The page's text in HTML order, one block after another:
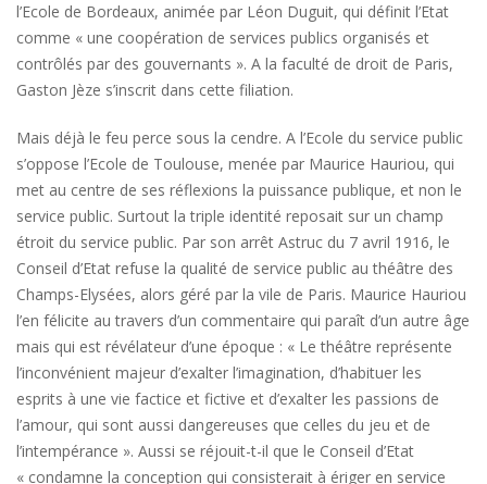
l’Ecole de Bordeaux, animée par Léon Duguit, qui définit l’Etat
comme « une coopération de services publics organisés et
contrôlés par des gouvernants ». A la faculté de droit de Paris,
Gaston Jèze s’inscrit dans cette filiation.
Mais déjà le feu perce sous la cendre. A l’Ecole du service public
s’oppose l’Ecole de Toulouse, menée par Maurice Hauriou, qui
met au centre de ses réflexions la puissance publique, et non le
service public. Surtout la triple identité reposait sur un champ
étroit du service public. Par son arrêt Astruc du 7 avril 1916, le
Conseil d’Etat refuse la qualité de service public au théâtre des
Champs-Elysées, alors géré par la vile de Paris. Maurice Hauriou
l’en félicite au travers d’un commentaire qui paraît d’un autre âge
mais qui est révélateur d’une époque : « Le théâtre représente
l’inconvénient majeur d’exalter l’imagination, d’habituer les
esprits à une vie factice et fictive et d’exalter les passions de
l’amour, qui sont aussi dangereuses que celles du jeu et de
l’intempérance ». Aussi se réjouit-t-il que le Conseil d’Etat
« condamne la conception qui consisterait à ériger en service